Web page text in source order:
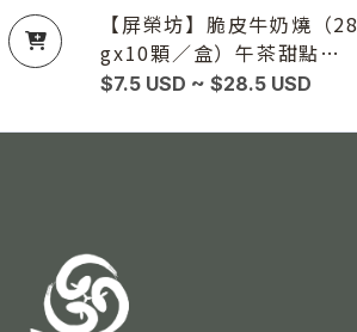
【屏榮坊】脆皮牛奶燒（28
gx10顆／盒）午茶甜點必
吃（單盒、2盒、5盒）
$7.5 USD ~ $28.5 USD